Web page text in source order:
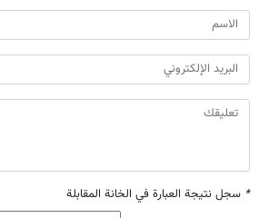
* سجل نتيجة العبارة في الخانة المقابلة